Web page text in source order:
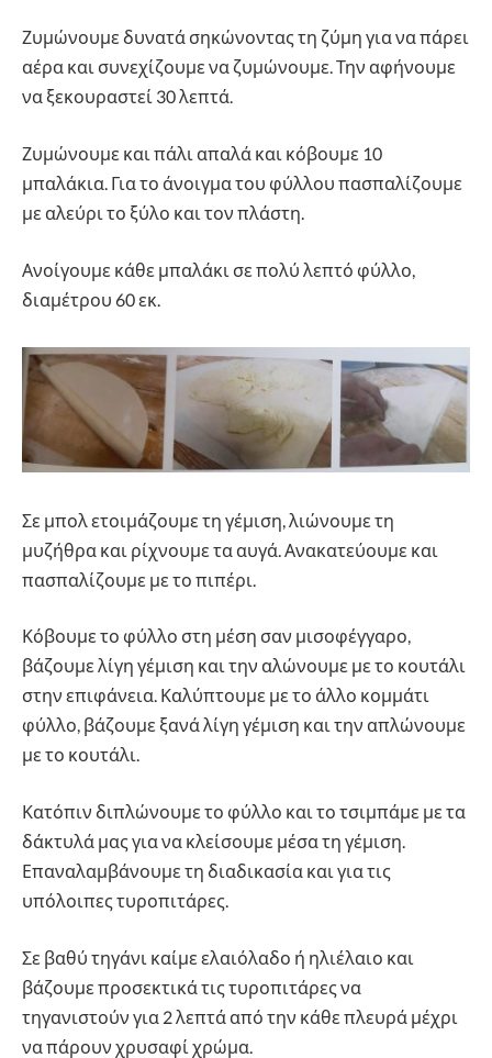
Ζυμώνουμε δυνατά σηκώνοντας τη ζύμη για να πάρει
αέρα και συνεχίζουμε να ζυμώνουμε. Την αφήνουμε
να ξεκουραστεί 30 λεπτά.
Ζυμώνουμε και πάλι απαλά και κόβουμε 10
μπαλάκια. Για το άνοιγμα του φύλλου πασπαλίζουμε
με αλεύρι το ξύλο και τον πλάστη.
Ανοίγουμε κάθε μπαλάκι σε πολύ λεπτό φύλλο,
διαμέτρου 60 εκ.
Σε μπολ ετοιμάζουμε τη γέμιση, λιώνουμε τη
μυζήθρα και ρίχνουμε τα αυγά. Ανακατεύουμε και
πασπαλίζουμε με το πιπέρι.
Κόβουμε το φύλλο στη μέση σαν μισοφέγγαρο,
βάζουμε λίγη γέμιση και την αλώνουμε με το κουτάλι
στην επιφάνεια. Καλύπτουμε με το άλλο κομμάτι
φύλλο, βάζουμε ξανά λίγη γέμιση και την απλώνουμε
με το κουτάλι.
Κατόπιν διπλώνουμε το φύλλο και το τσιμπάμε με τα
δάκτυλά μας για να κλείσουμε μέσα τη γέμιση.
Επαναλαμβάνουμε τη διαδικασία και για τις
υπόλοιπες τυροπιτάρες.
Σε βαθύ τηγάνι καίμε ελαιόλαδο ή ηλιέλαιο και
βάζουμε προσεκτικά τις τυροπιτάρες να
τηγανιστούν για 2 λεπτά από την κάθε πλευρά μέχρι
να πάρουν χρυσαφί χρώμα.